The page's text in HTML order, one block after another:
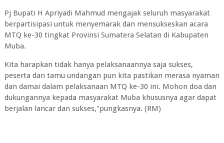
Pj Bupati H Apriyadi Mahmud mengajak seluruh masyarakat
berpartisipasi untuk menyemarak dan mensukseskan acara
MTQ ke-30 tingkat Provinsi Sumatera Selatan di Kabupaten
Muba.
Kita harapkan tidak hanya pelaksanaannya saja sukses,
peserta dan tamu undangan pun kita pastikan merasa nyaman
dan damai dalam pelaksanaan MTQ ke-30 ini. Mohon doa dan
dukungannya kepada masyarakat Muba khususnya agar dapat
berjalan lancar dan sukses,"pungkasnya. (RM)